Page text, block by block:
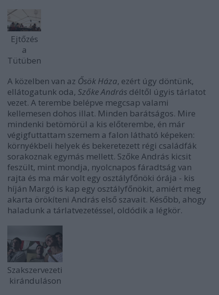
Ejtőzés
a
Tütüben
A közelben van az Ősök Háza, ezért úgy döntünk,
ellátogatunk oda, Szőke András déltől úgyis tárlatot
vezet. A terembe belépve megcsap valami
kellemesen dohos illat. Minden barátságos. Mire
mindenki betömörül a kis előterembe, én már
végigfuttattam szemem a falon látható képeken:
környékbeli helyek és bekeretezett régi családfák
sorakoznak egymás mellett. Szőke András kicsit
feszült, mint mondja, nyolcnapos fáradtság van
rajta és ma már volt egy osztályfőnöki órája - kis
híján Margó is kap egy osztályfőnökit, amiért meg
akarta örökíteni András első szavait. Később, ahogy
haladunk a tárlatvezetéssel, oldódik a légkör.
Szakszervezeti
kiránduláson